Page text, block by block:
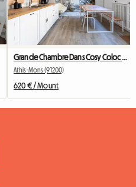
Athis-Mons (91200)
620 € / Mount